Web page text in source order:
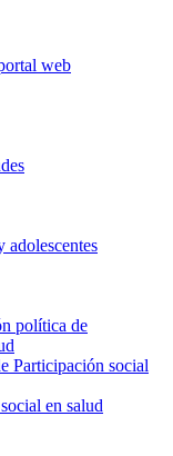
web
adolescentes
política de
Participación social
en salud